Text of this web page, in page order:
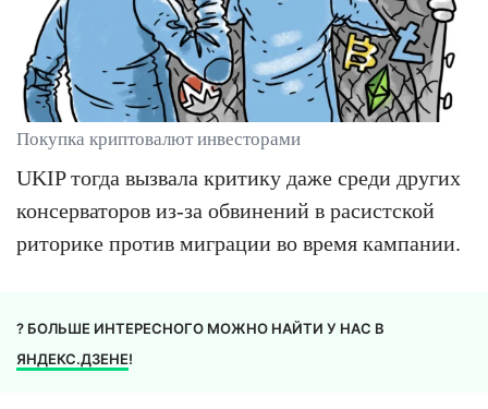
Покупка криптовалют инвесторами
UKIP тогда вызвала критику даже среди других
консерваторов из-за обвинений в расистской
риторике против миграции во время кампании.
? БОЛЬШЕ ИНТЕРЕСНОГО МОЖНО НАЙТИ У НАС В
ЯНДЕКС.ДЗЕНЕ!